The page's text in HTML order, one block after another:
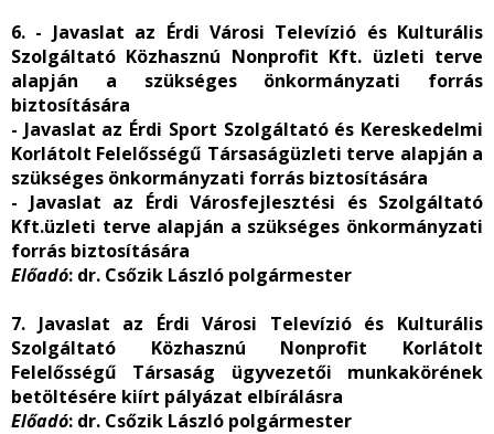
6. - Javaslat az Érdi Városi Televízió és Kulturális
Szolgáltató Közhasznú Nonprofit Kft. üzleti terve
alapján a szükséges önkormányzati forrás
biztosítására
- Javaslat az Érdi Sport Szolgáltató és Kereskedelmi
Korlátolt Felelősségű Társaságüzleti terve alapján a
szükséges önkormányzati forrás biztosítására
- Javaslat az Érdi Városfejlesztési és Szolgáltató
Kft.üzleti terve alapján a szükséges önkormányzati
forrás biztosítására
Előadó: dr. Csőzik László polgármester
7. Javaslat az Érdi Városi Televízió és Kulturális
Szolgáltató Közhasznú Nonprofit Korlátolt
Felelősségű Társaság ügyvezetői munkakörének
betöltésére kiírt pályázat elbírálásra
Előadó: dr. Csőzik László polgármester